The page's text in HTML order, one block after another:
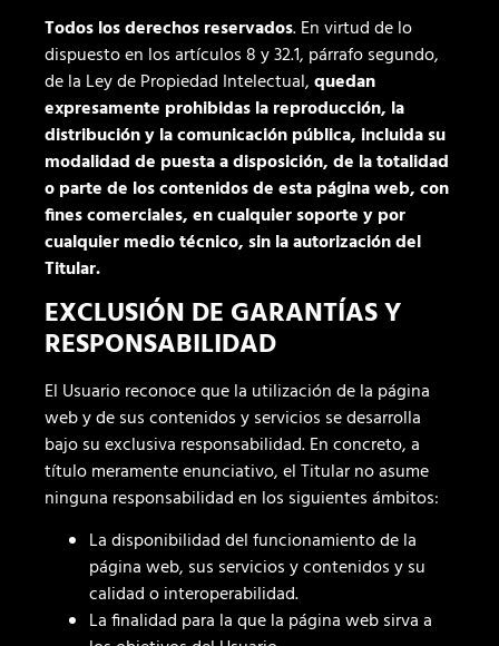
Todos los derechos reservados. En virtud de lo
dispuesto en los artículos 8 y 32.1, párrafo segundo,
de la Ley de Propiedad Intelectual,quedan
expresamente prohibidas la reproducción, la
distribución y la comunicación pública, incluida su
modalidad de puesta a disposición, de la totalidad
o parte de los contenidos de esta página web, con
fines comerciales, en cualquier soporte y por
cualquier medio técnico, sin la autorización del
Titular.
EXCLUSIÓN DE GARANTÍAS Y
RESPONSABILIDAD
El Usuario reconoce que la utilización de la página
web y de sus contenidos y servicios se desarrolla
bajo su exclusiva responsabilidad. En concreto, a
título meramente enunciativo, el Titular no asume
ninguna responsabilidad en los siguientes ámbitos:
La disponibilidad del funcionamiento de la
página web, sus servicios y contenidos y su
calidad o interoperabilidad.
La finalidad para la que la página web sirva a